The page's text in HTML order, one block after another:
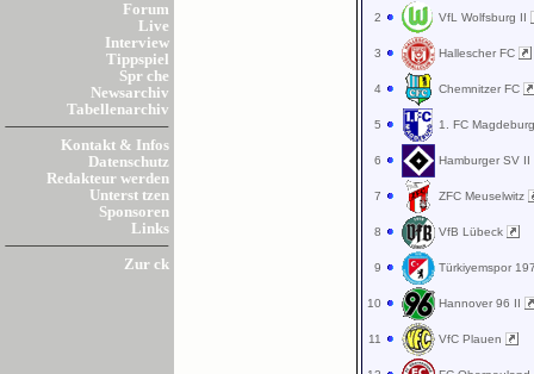
Forum
Live
Interview
Tippspiel
Spr che
Newsarchiv
Tabellenarchiv
Kontakt & Infos
Datenschutz
Redakteur werden
Unterst tzen
Sponsoren
Links
Zur ck
2 VfL Wolfsburg II
3 Hallescher FC
4 Chemnitzer FC
5 1. FC
6 Hamburger SV II
7 ZFC Meuselwitz
8 VfB Lübeck
9 Türkiyemspor
10 Hannover 96 II
11 VfC Plauen